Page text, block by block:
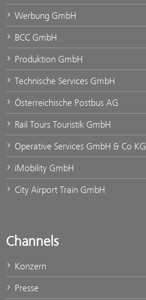
Werbung GmbH
BCC GmbH
Produktion GmbH
Technische Services GmbH
Österreichische Postbus AG
Rail Tours Touristik GmbH
Operative Services GmbH & Co KG
iMobility GmbH
City Airport Train GmbH
Channels
Konzern
Presse